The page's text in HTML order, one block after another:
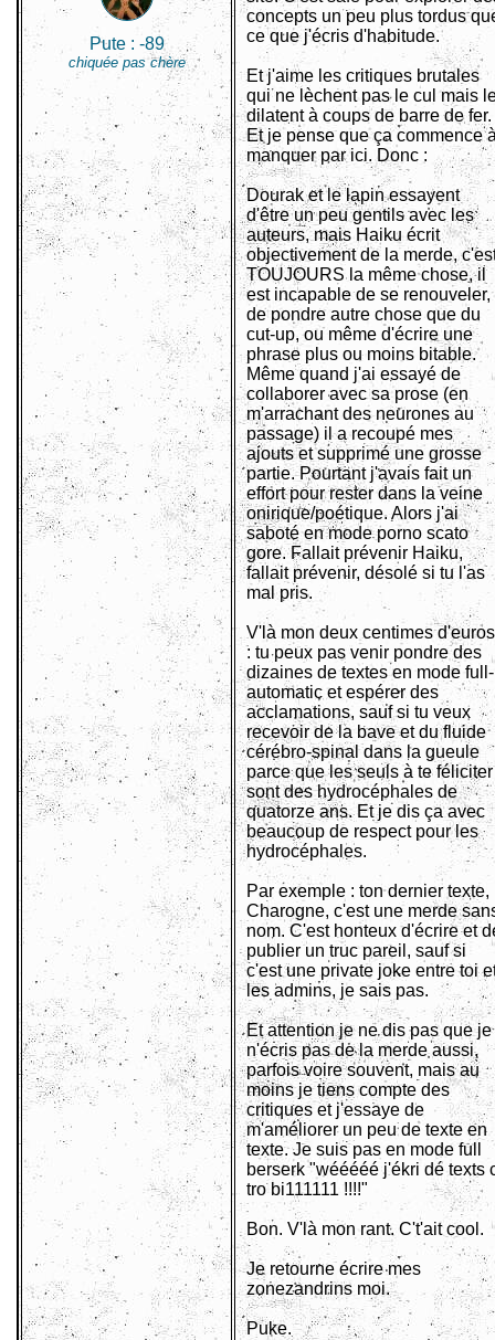
Pute : -89
chiquée pas chère
concepts un peu plus tordus
ce que j'écris d'habitude.
Et j'aime les critiques brutales
qui ne lèchent pas le cul mais
dilatent à coups de barre de fer.
Et je pense que ça commence
manquer par ici. Donc :
Dourak et le lapin essayent
d'être un peu gentils avec les
auteurs, mais Haiku écrit
objectivement de la merde,
TOUJOURS la même chose, il
est incapable de se renouveler,
de pondre autre chose que du
cut-up, ou même d'écrire une
phrase plus ou moins bitable.
Même quand j'ai essayé de
collaborer avec sa prose (en
m'arrachant des neurones au
passage) il a recoupé mes
ajouts et supprimé une grosse
partie. Pourtant j'avais fait un
effort pour rester dans la veine
onirique/poétique. Alors j'ai
saboté en mode porno scato
gore. Fallait prévenir Haiku,
fallait prévenir, désolé si tu l'as
mal pris.
V'là mon deux centimes d'euros
: tu peux pas venir pondre des
dizaines de textes en mode full-
automatic et espérer des
acclamations, sauf si tu veux
recevoir de la bave et du fluide
cérébro-spinal dans la gueule
parce que les seuls à te féliciter
sont des hydrocéphales de
quatorze ans. Et je dis ça avec
beaucoup de respect pour les
hydrocéphales.
Par exemple : ton dernier texte,
Charogne, c'est une merde
nom. C'est honteux d'écrire et
publier un truc pareil, sauf si
c'est une private joke entre toi
les admins, je sais pas.
Et attention je ne dis pas que je
n'écris pas de la merde aussi,
parfois voire souvent, mais au
moins je tiens compte des
critiques et j'essaye de
m'améliorer un peu de texte en
texte. Je suis pas en mode full
berserk "wééééé j'ékri dé texts
tro bi111111 !!!!"
Bon. V'là mon rant. C't'ait cool.
Je retourne écrire mes
zonezandrins moi.
Puke.